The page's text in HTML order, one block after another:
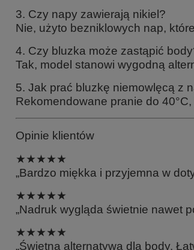
3. Czy napy zawierają nikiel?
Nie, użyto bezniklowych nap,
4. Czy bluzka może zastąpić
Tak, model stanowi wygodną
5. Jak prać bluzkę niemowlęcą z
Rekomendowane pranie do
Opinie klientów
★★★★★
„Bardzo miękka i przyjemna w
★★★★★
„Nadruk wygląda świetnie nawet
★★★★★
„Świetna alternatywa dla body.